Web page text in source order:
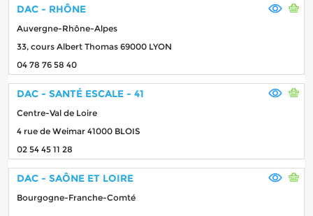
DAC - RHÔNE
Auvergne-Rhône-Alpes
33, cours Albert Thomas 69000 LYON
04 78 76 58 40
DAC - SANTÉ ESCALE - 41
Centre-Val de Loire
4 rue de Weimar 41000 BLOIS
02 54 45 11 28
DAC - SAÔNE ET LOIRE
Bourgogne-Franche-Comté